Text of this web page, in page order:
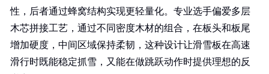
性，后者通过蜂窝结构实现更轻量化。专业选手偏爱多层
木芯拼接工艺，通过不同密度木材的组合，在板头和板尾
增加硬度，中间区域保持柔韧，这种设计让滑雪板在高速
滑行时既能稳定抓雪，又能在做跳跃动作时提供理想的反